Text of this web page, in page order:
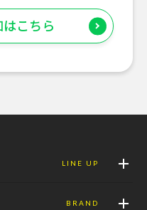
こちら
LINE UP
BRAND